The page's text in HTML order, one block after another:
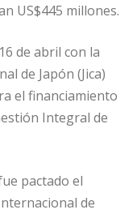
US$445 millones.
de abril con la
de Japón (Jica)
el financiamiento
Integral de
pactado el
de